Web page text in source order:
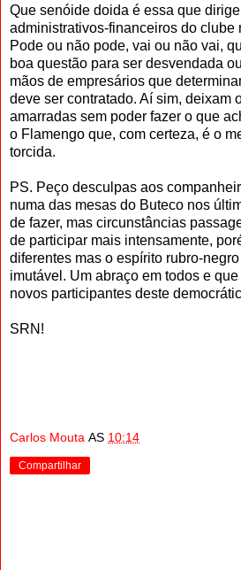
Que senóide doida é essa que
administrativos-financeiros do clube
Pode ou não pode, vai ou não vai,
boa questão para ser desvendada
mãos de empresários que
deve ser contratado. Aí sim, deixam
amarradas sem poder fazer o que
o Flamengo que, com certeza, é o
torcida.
PS. Peço desculpas aos
numa das mesas do Buteco nos
de fazer, mas circunstâncias
de participar mais intensamente,
diferentes mas o espírito rubro-
imutável. Um abraço em todos e
novos participantes deste
SRN!
Carlos Mouta AS 10:14
Compartilhar